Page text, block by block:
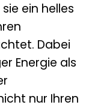
ein helles
Dabei
Energie als
nur Ihren